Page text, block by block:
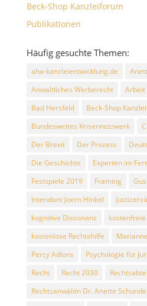
Beck-Shop Kanzleiforum
Publikationen
Häufig gesuchte Themen:
aha-kanzleientwicklung.de
Anwaltliches Werberecht
Arbeit
Bad Hersfeld
Beck-Shop
Bundesweites Krisennetzwerk
Der Brexit
Der Prozess
Die Geschichte
Experten im
Festspiele 2019
Framing
Intendant Joern Hinkel
kognitive Dissonanz
kostenlose Rechtshilfe
Percy Adlons
Psychologie für
Recht
Recht 2030
Rechtsanwältin Dr. Anette